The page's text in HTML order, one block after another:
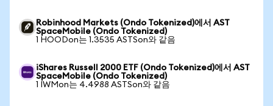
Robinhood Markets (Ondo Tokenized)에서 AST
SpaceMobile (Ondo Tokenized)
1 HOODon는 1.3535 ASTSon와 같음
iShares Russell 2000 ETF (Ondo Tokenized)에서 AST
SpaceMobile (Ondo Tokenized)
1 IWMon는 4.4988 ASTSon와 같음